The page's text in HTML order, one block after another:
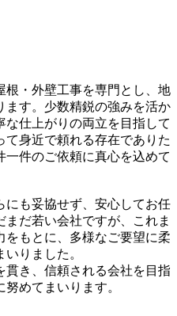
根・外壁工事を専門とし、地
ます。少数精鋭の強みを活か
な仕上がりの両立を目指して
て身近で頼れる存在でありた
件のご依頼に真心を込めて
にも妥協せず、安心してお任
だ若い会社ですが、これま
をもとに、多様なご要望に柔
りました。
貫き、信頼される会社を目指
めてまいります。